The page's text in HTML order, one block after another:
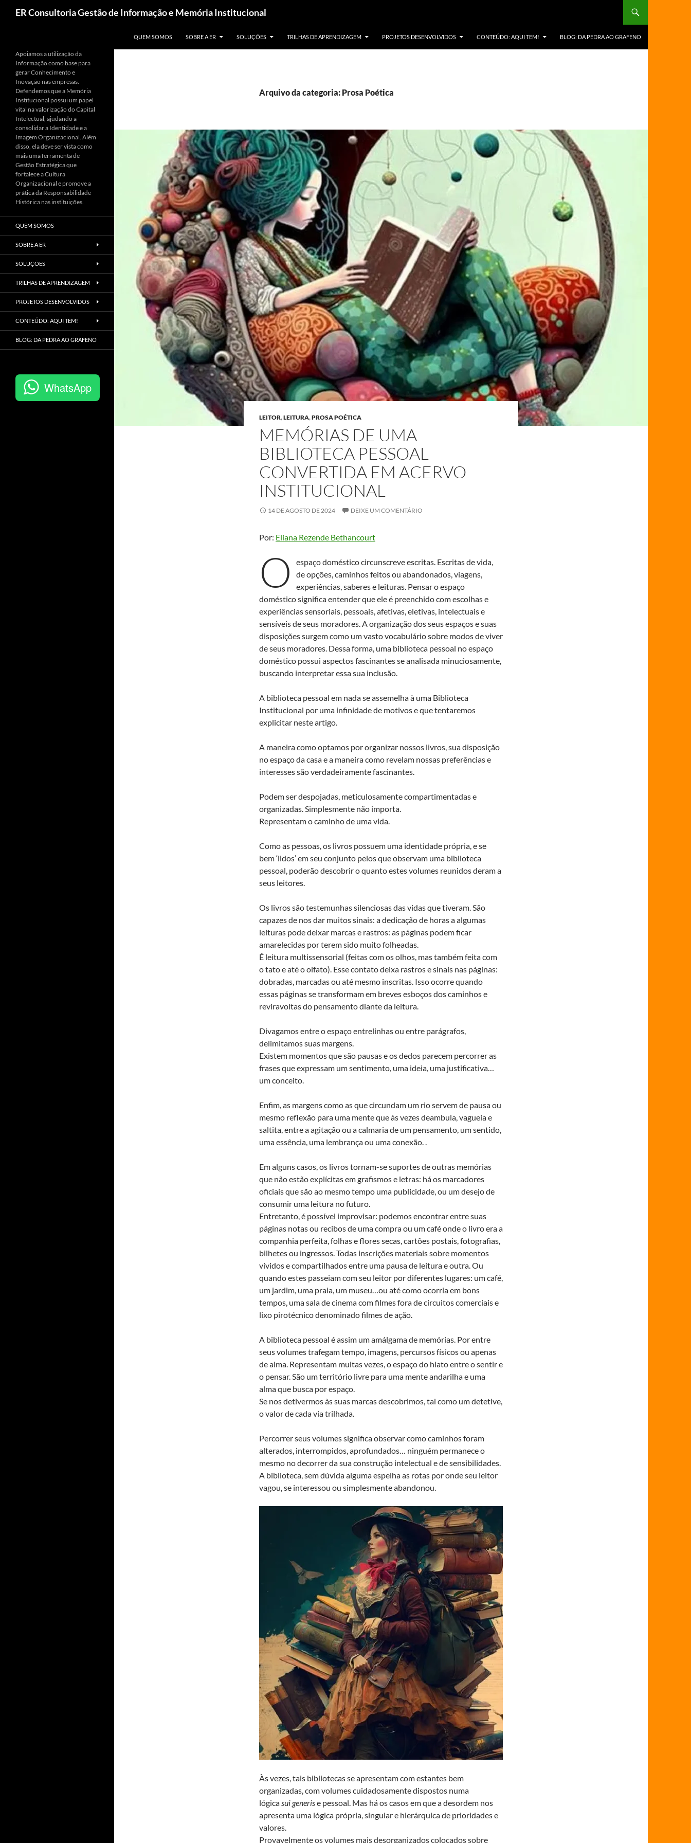
ER Consultoria Gestão de Informação e Memória Institucional
QUEM SOMOS
SOBRE A ER SOLUÇÕES TRILHAS DE APRENDIZAGEM PROJETOS DESENVOLVIDOS CONTEÚDO: AQUI TEM! BLOG: DA PEDRA AO GRAFENO
Arquivo da categoria: Prosa Poética
LEITOR,LEITURA,PROSA POÉTICA
MEMÓRIAS DE UMA
BIBLIOTECA PESSOAL
CONVERTIDA EM ACERVO
INSTITUCIONAL
14 DE AGOSTO DE 2024 DEIXE UM COMENTÁRIO
Por: Eliana Rezende Bethancourt
O
espaço doméstico circunscreve escritas. Escritas de vida,
de opções, caminhos feitos ou abandonados, viagens,
experiências, saberes e leituras. Pensar o espaço
doméstico significa entender que ele é preenchido com escolhas e
experiências sensoriais, pessoais, afetivas, eletivas, intelectuais e
sensíveis de seus moradores. A organização dos seus espaços e suas
disposições surgem como um vasto vocabulário sobre modos de viver
de seus moradores. Dessa forma, uma biblioteca pessoal no espaço
doméstico possui aspectos fascinantes se analisada minuciosamente,
buscando interpretar essa sua inclusão.
A biblioteca pessoal em nada se assemelha à uma Biblioteca
Institucional por uma infinidade de motivos e que tentaremos
explicitar neste artigo.
A maneira como optamos por organizar nossos livros, sua disposição
no espaço da casa e a maneira como revelam nossas preferências e
interesses são verdadeiramente fascinantes.
Podem ser despojadas, meticulosamente compartimentadas e
organizadas. Simplesmente não importa.
Representam o caminho de uma vida.
Como as pessoas, os livros possuem uma identidade própria, e se
bem ‘lidos’ em seu conjunto pelos que observam uma biblioteca
pessoal, poderão descobrir o quanto estes volumes reunidos deram a
seus leitores.
Os livros são testemunhas silenciosas das vidas que tiveram. São
capazes de nos dar muitos sinais: a dedicação de horas a algumas
leituras pode deixar marcas e rastros: as páginas podem ficar
amarelecidas por terem sido muito folheadas.
É leitura multissensorial (feitas com os olhos, mas também feita com
o tato e até o olfato). Esse contato deixa rastros e sinais nas páginas:
dobradas, marcadas ou até mesmo inscritas. Isso ocorre quando
essas páginas se transformam em breves esboços dos caminhos e
reviravoltas do pensamento diante da leitura.
Divagamos entre o espaço entrelinhas ou entre parágrafos,
delimitamos suas margens.
Existem momentos que são pausas e os dedos parecem percorrer as
frases que expressam um sentimento, uma ideia, uma justificativa…
um conceito.
Enfim, as margens como as que circundam um rio servem de pausa ou
mesmo reflexão para uma mente que às vezes deambula, vagueia e
saltita, entre a agitação ou a calmaria de um pensamento, um sentido,
uma essência, uma lembrança ou uma conexão. .
Em alguns casos, os livros tornam-se suportes de outras memórias
que não estão explícitas em grafismos e letras: há os marcadores
oficiais que são ao mesmo tempo uma publicidade, ou um desejo de
consumir uma leitura no futuro.
Entretanto, é possível improvisar: podemos encontrar entre suas
páginas notas ou recibos de uma compra ou um café onde o livro era a
companhia perfeita, folhas e flores secas, cartões postais, fotografias,
bilhetes ou ingressos. Todas inscrições materiais sobre momentos
vividos e compartilhados entre uma pausa de leitura e outra. Ou
quando estes passeiam com seu leitor por diferentes lugares: um café,
um jardim, uma praia, um museu…ou até como ocorria em bons
tempos, uma sala de cinema com filmes fora de circuitos comerciais e
lixo pirotécnico denominado filmes de ação.
A biblioteca pessoal é assim um amálgama de memórias. Por entre
seus volumes trafegam tempo, imagens, percursos físicos ou apenas
de alma. Representam muitas vezes, o espaço do hiato entre o sentir e
o pensar. São um território livre para uma mente andarilha e uma
alma que busca por espaço.
Se nos detivermos às suas marcas descobrimos, tal como um detetive,
o valor de cada via trilhada.
Percorrer seus volumes significa observar como caminhos foram
alterados, interrompidos, aprofundados… ninguém permanece o
mesmo no decorrer da sua construção intelectual e de sensibilidades.
A biblioteca, sem dúvida alguma espelha as rotas por onde seu leitor
vagou, se interessou ou simplesmente abandonou.
Às vezes, tais bibliotecas se apresentam com estantes bem
organizadas, com volumes cuidadosamente dispostos numa
lógicasui generise pessoal. Mas há os casos em que a desordem nos
apresenta uma lógica própria, singular e hierárquica de prioridades e
valores.
Provavelmente os volumes mais desorganizados colocados sobre
Apoiamos a utilização da
Informação como base para
gerar Conhecimento e
Inovação nas empresas.
Defendemos que a Memória
Institucional possui um papel
vital na valorização do Capital
Intelectual, ajudando a
consolidar a Identidade e a
Imagem Organizacional. Além
disso, ela deve ser vista como
mais uma ferramenta de
Gestão Estratégica que
fortalece a Cultura
Organizacional e promove a
prática da Responsabilidade
Histórica nas instituições.
QUEM SOMOS
SOBRE A ER
SOLUÇÕES
TRILHAS DE APRENDIZAGEM
PROJETOS DESENVOLVIDOS
CONTEÚDO: AQUI TEM!
BLOG: DA PEDRA AO GRAFENO
WhatsApp